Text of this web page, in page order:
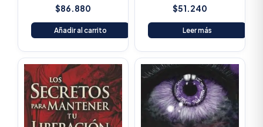
$86.880
Añadir al carrito
$51.240
Leer más